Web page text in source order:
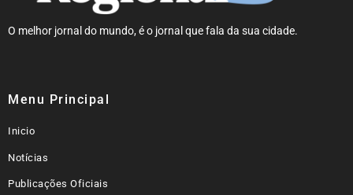
O melhor jornal do mundo, é o jornal que fala da sua cidade.
Menu Principal
Inicio
Notícias
Publicações Oficiais